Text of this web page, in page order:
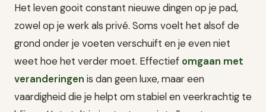
Het leven gooit constant nieuwe dingen op je pad,
zowel op je werk als privé. Soms voelt het alsof de
grond onder je voeten verschuift en je even niet
weet hoe het verder moet. Effectief omgaan met
veranderingen is dan geen luxe, maar een
vaardigheid die je helpt om stabiel en veerkrachtig te